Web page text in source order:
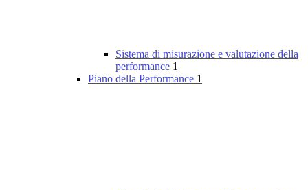
Sistema di misurazione e valutazione della
performance 1
Piano della Performance 1